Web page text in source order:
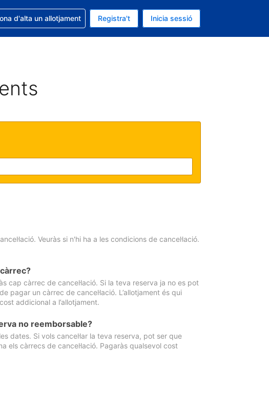
actual és Dòlar dels Estats Units
actual és Català
amb la reserva
d'alta un allotjament Registra't Inicia sessió
Veuràs si n'hi ha a les condicions de cancel·lació.
cap càrrec de cancel·lació. Si la teva reserva ja no es pot
pagar un càrrec de cancel·lació. L’allotjament és qui
addicional a l’allotjament.
no reemborsable?
dates. Si vols cancel·lar la teva reserva, pot ser que
els càrrecs de cancel·lació. Pagaràs qualsevol cost